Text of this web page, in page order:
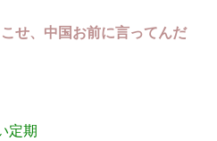
せ、中国お前に言ってんだ
定期